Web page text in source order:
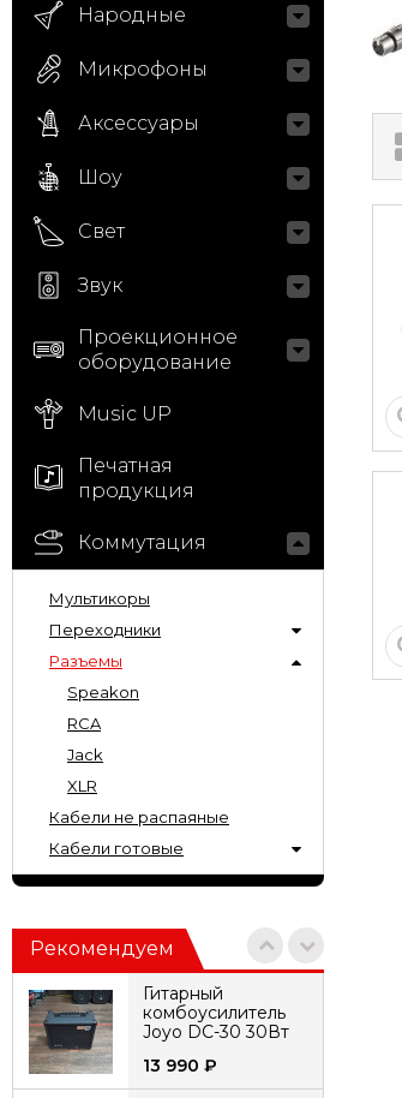
Народные
Микрофоны
Аксессуары
Шоу
Свет
Звук
Проекционное
оборудование
Music UP
Печатная
продукция
Коммутация
Мультикоры
Переходники
Разъемы
Speakon
RCA
Jack
XLR
Кабели не распаяные
Кабели готовые
Рекомендуем
Гитарный
комбоусилитель
Joyo DC-30 30Вт
13 990 ₽